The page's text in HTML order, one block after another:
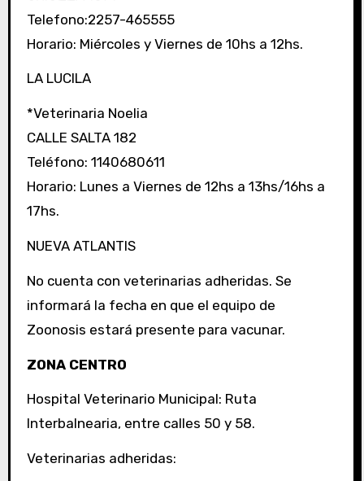
Telefono:2257-465555
Horario: Miércoles y Viernes de 10hs a 12hs.
LA LUCILA
*Veterinaria Noelia
CALLE SALTA 182
Teléfono: 1140680611
Horario: Lunes a Viernes de 12hs a 13hs/16hs a
17hs.
NUEVA ATLANTIS
No cuenta con veterinarias adheridas. Se
informará la fecha en que el equipo de
Zoonosis estará presente para vacunar.
ZONA CENTRO
Hospital Veterinario Municipal: Ruta
Interbalnearia, entre calles 50 y 58.
Veterinarias adheridas: